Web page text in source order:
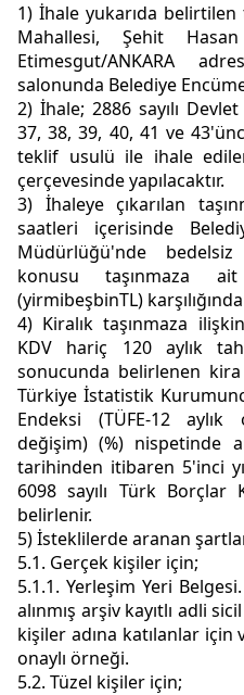
1) İhale yukarıda
Mahallesi, Şehit
Etimesgut/ANKARA
salonunda Belediye
2) İhale; 2886 sayılı
37, 38, 39, 40, 41 ve
teklif usulü ile ihale
çerçevesinde yapılacaktır.
3) İhaleye çıkarılan
saatleri içerisinde
Müdürlüğü'nde
konusu taşınmaza ait
(yirmibeşbinTL) karşılığında
4) Kiralık taşınmaza
KDV hariç 120 aylık
sonucunda belirlenen
Türkiye İstatistik
Endeksi (TÜFE-12
değişim) (%) nispetinde
tarihinden itibaren 5'inci
6098 sayılı Türk
belirlenir.
5) İsteklilerde aranan
5.1. Gerçek kişiler için;
5.1.1. Yerleşim Yeri
alınmış arşiv kayıtlı adli
kişiler adına katılanlar için
onaylı örneği.
5.2. Tüzel kişiler için;